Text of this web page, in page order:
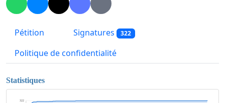
Pétition Signatures 322
Politique de confidentialité
Statistiques
322